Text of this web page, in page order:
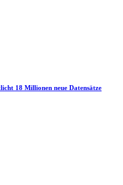
18 Millionen neue Datensätze